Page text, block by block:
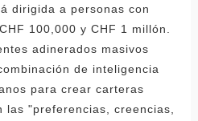
dirigida a personas con
100,000 y CHF 1 millón.
adinerados masivos
de inteligencia
para crear carteras
las "preferencias, creencias,